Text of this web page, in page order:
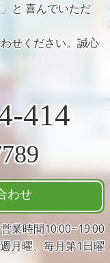
」と 喜んでいただ
せください。誠心
414
わせ
営業時間10:00~19:00
月曜、毎月第1日曜